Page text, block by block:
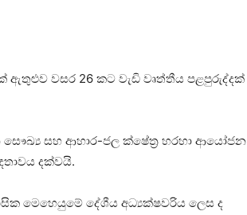
වසර 26 කට වැඩි වෘත්තීය පළපුරුද්දක්
සහ ආහාර-ජල ක්ෂේත්‍ර හරහා ආයෝජන
දක්වයි.
මෙහෙයුමේ දේශීය අධ්‍යක්ෂවරිය ලෙස ද